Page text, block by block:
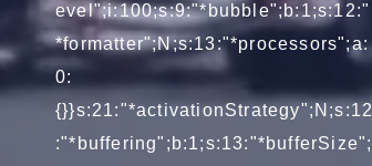
evel";i:100;s:9:"*bubble";b:1;s:12:"
*formatter";N;s:13:"*processors";a:
0:
{}}s:21:"*activationStrategy";N;s:12
:"*buffering";b:1;s:13:"*bufferSize";